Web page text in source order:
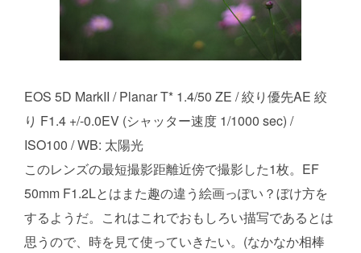
EOS 5D MarkII / Planar T* 1.4/50 ZE / 絞り優先AE 絞
り F1.4 +/-0.0EV (シャッター速度 1/1000 sec) /
ISO100 / WB: 太陽光
このレンズの最短撮影距離近傍で撮影した1枚。EF
50mm F1.2Lとはまた趣の違う絵画っぽい？ぼけ方を
するようだ。これはこれでおもしろい描写であるとは
思うので、時を見て使っていきたい。(なかなか相棒